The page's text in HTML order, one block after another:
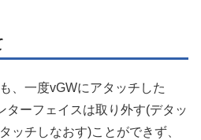
、一度vGWにアタッチした
ターフェイスは取り外す(デタッ
ッチしなおす)ことができず、